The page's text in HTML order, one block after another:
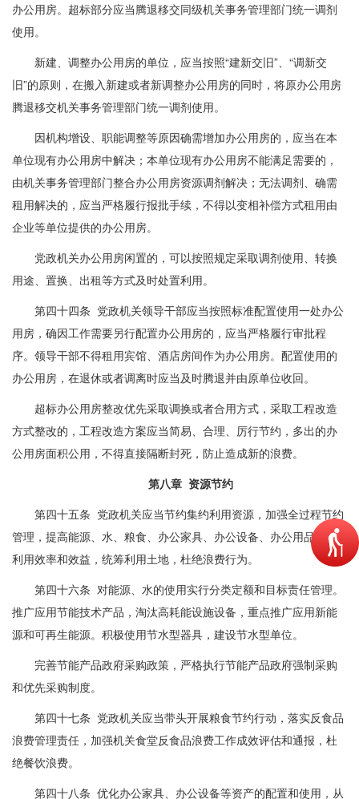
办公用房。超标部分应当腾退移交同级机关事务管理部门统一调剂
使用。
新建、调整办公用房的单位，应当按照“建新交旧”、“调新交
旧”的原则，在搬入新建或者新调整办公用房的同时，将原办公用房
腾退移交机关事务管理部门统一调剂使用。
因机构增设、职能调整等原因确需增加办公用房的，应当在本
单位现有办公用房中解决；本单位现有办公用房不能满足需要的，
由机关事务管理部门整合办公用房资源调剂解决；无法调剂、确需
租用解决的，应当严格履行报批手续，不得以变相补偿方式租用由
企业等单位提供的办公用房。
党政机关办公用房闲置的，可以按照规定采取调剂使用、转换
用途、置换、出租等方式及时处置利用。
第四十四条 党政机关领导干部应当按照标准配置使用一处办公
用房，确因工作需要另行配置办公用房的，应当严格履行审批程
序。领导干部不得租用宾馆、酒店房间作为办公用房。配置使用的
办公用房，在退休或者调离时应当及时腾退并由原单位收回。
超标办公用房整改优先采取调换或者合用方式，采取工程改造
方式整改的，工程改造方案应当简易、合理、厉行节约，多出的办
公用房面积公用，不得直接隔断封死，防止造成新的浪费。
第八章 资源节约
第四十五条 党政机关应当节约集约利用资源，加强全过程节约
管理，提高能源、水、粮食、办公家具、办公设备、办公用品等的
利用效率和效益，统筹利用土地，杜绝浪费行为。
第四十六条 对能源、水的使用实行分类定额和目标责任管理。
推广应用节能技术产品，淘汰高耗能设施设备，重点推广应用新能
源和可再生能源。积极使用节水型器具，建设节水型单位。
完善节能产品政府采购政策，严格执行节能产品政府强制采购
和优先采购制度。
第四十七条 党政机关应当带头开展粮食节约行动，落实反食品
浪费管理责任，加强机关食堂反食品浪费工作成效评估和通报，杜
绝餐饮浪费。
第四十八条 优化办公家具、办公设备等资产的配置和使用，从